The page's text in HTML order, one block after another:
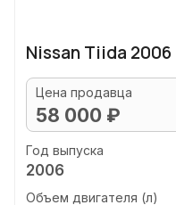
Nissan Tiida 2006
Цена продавца
58 000 ₽
Год выпуска
2006
Объем двигателя (л)